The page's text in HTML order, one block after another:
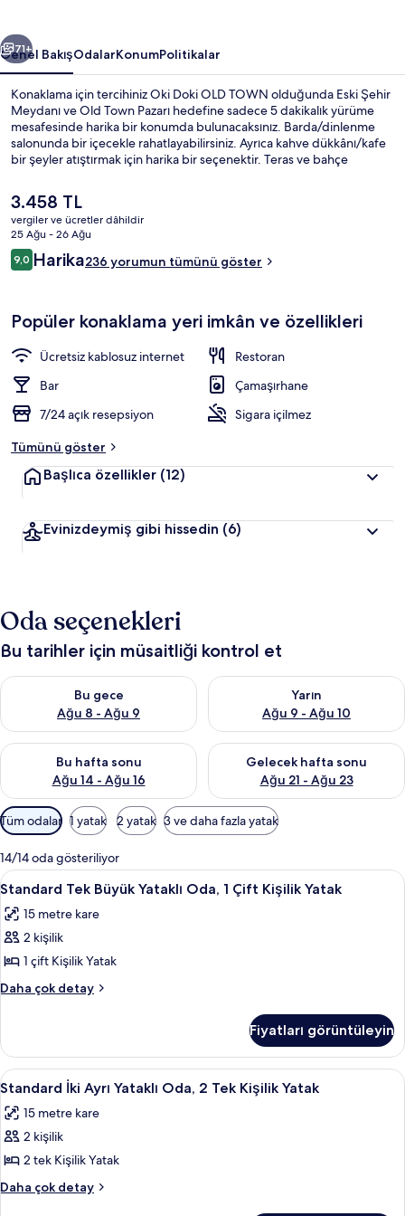
Sonraki
71+
Genel BakışOdalarKonumPolitikalar
Konaklama için tercihiniz Oki Doki OLD TOWN olduğunda Eski Şehir
Meydanı ve Old Town Pazarı hedefine sadece 5 dakikalık yürüme
mesafesinde harika bir konumda bulunacaksınız. Barda/dinlenme
salonunda bir içecekle rahatlayabilirsiniz. Ayrıca kahve dükkânı/kafe
bir şeyler atıştırmak için harika bir seçenektir. Teras ve bahçe
kolaylıkları mevcuttur. Yardıma hazır personel ve konum
misafirlerden tam not alıyor. Konaklama yeri toplu taşımaya yakındır,
Ratusz Arsenał İstasyonu 10 dakikalık ve Muranów 06 Tramvay
Durağı 10 dakikalık yürüme mesafesindedir.
Şu
anki
fiyat
3.458 TL
3.458 TL
vergiler ve ücretler dâhildir
25 Ağu - 26 Ağu
Yorumlar
9,09,0/10
Harika236 yorumun tümünü göster
Popüler konaklama yeri imkân ve özellikleri
Ücretsiz kablosuz internet
Restoran
Bar
Çamaşırhane
7/24 açık resepsiyon
Sigara içilmez
Tümünü göster
Başlıca özellikler (12)
Evinizdeymiş gibi hissedin (6)
Oda seçenekleri
Bu tarihler için müsaitliği kontrol et
Bu gece
Ağu 8 - Ağu 9
Bu gece için müsaitliği kontrol et Ağu 8 - Ağu 9
Yarın
Ağu 9 - Ağu 10
Yarın için müsaitliği kontrol
Bu hafta sonu
Ağu 14 - Ağu 16
Bu hafta sonu için müsaitliği kontrol et Ağu 14 - Ağu 16
Gelecek hafta sonu
Ağu 21 - Ağu 23
Önümüzdeki hafta sonu için
Odalar
için
mevcut
filtreler
Tüm odalar 1 yatak 2 yatak 3 ve daha fazla yatak
14/14 oda gösteriliyor
Standard
Tek
Büyük
Yataklı
Oda,
1
Yatak
için
tüm
fotoğrafları
görün
Standard Tek Büyük Yataklı Oda, 1
10
Standard Tek Büyük Yataklı Oda, 1 Çift Kişilik Yatak
15 metre kare
2 kişilik
1 çift Kişilik Yatak
Daha çok detay
Standard
Oda,
Çift
Yatak
hakkında
fazla
detay
Fiyatları görüntüleyin
Standard
İki
Ayrı
Yataklı
Oda,
2
Standard İki Ayrı Yataklı Oda, 2 Tek
7
Standard İki Ayrı Yataklı Oda, 2 Tek Kişilik Yatak
15 metre kare
2 kişilik
2 tek Kişilik Yatak
Daha çok detay
Standard